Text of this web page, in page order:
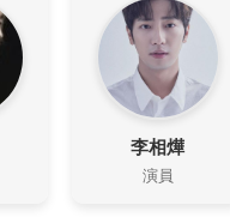
李相燁
演員